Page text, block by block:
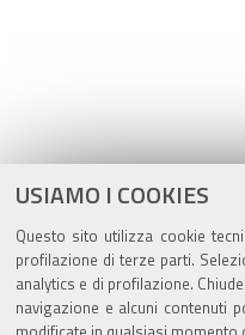
USIAMO I COOKIES
Questo sito utilizza cookie
profilazione di terze parti.
analytics e di profilazione.
navigazione e alcuni contenuti